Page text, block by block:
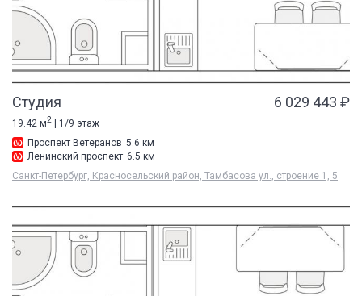
Студия 6 029 443 ₽
19.42 м2
| 1/9 этаж
Проспект Ветеранов 5.6 км
Ленинский проспект 6.5 км
Санкт-Петербург, Красносельский район, Тамбасова ул., строение 1, 5